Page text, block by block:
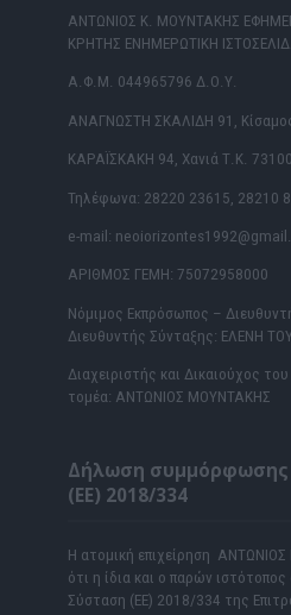
ΑΝΤΩΝΙΟΣ Κ. ΜΟΥΝΤΑΚΗΣ
ΚΡΗΤΗΣ ΕΝΗΜΕΡΩΤΙΚΗ
Α.Φ.Μ. 044965796 Δ.Ο.Υ.
ΑΝΑΓΝΩΣΤΗ ΣΚΑΛΙΔΗ 91,
ΚΑΡΑΪΣΚΑΚΗ 94, Χανιά Τ.Κ. 73100
Τηλέφωνα: 28220 23615, 28210
e-mail:
ΑΡΙΘΜΟΣ ΓΕΜΗ: 75072958000
Νόμιμος Εκπρόσωπος –
Διευθυντής Σύνταξης: ΕΛΕΝΗ
Διαχειριστής και Δικαιούχος
τομέα: ΑΝΤΩΝΙΟΣ ΜΟΥΝΤΑΚΗΣ
Δήλωση συμμόρφωσης
(ΕΕ) 2018/334
Η ατομική επιχείρηση
ότι η ίδια και ο παρών
Σύσταση (ΕΕ) 2018/334 της